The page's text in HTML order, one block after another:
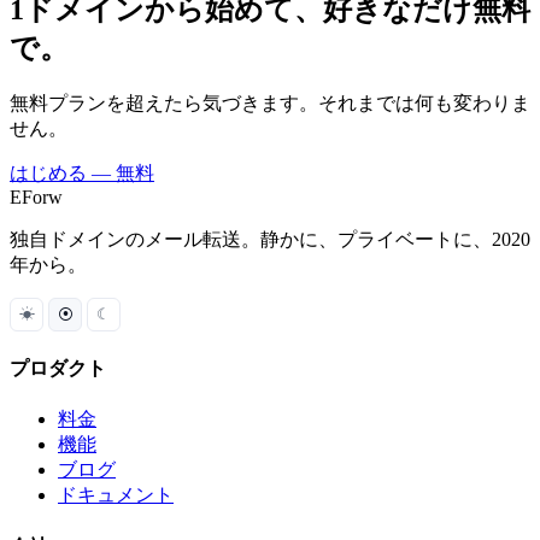
1ドメインから始めて、好きなだけ無料
で。
無料プランを超えたら気づきます。それまでは何も変わりま
せん。
はじめる — 無料
EForw
独自ドメインのメール転送。静かに、プライベートに、2020
年から。
☀ ⦿ ☾
プロダクト
料金
機能
ブログ
ドキュメント